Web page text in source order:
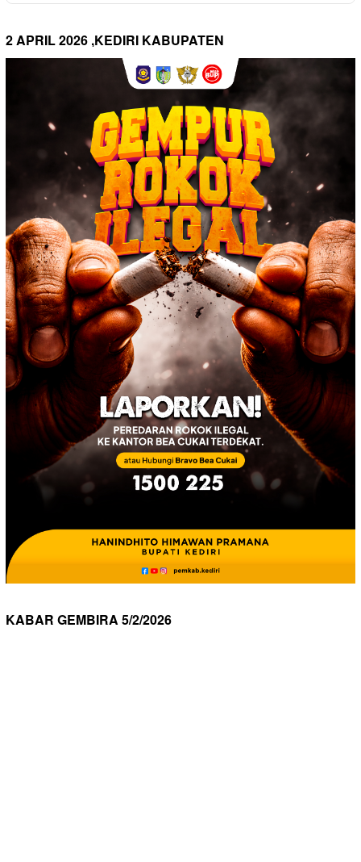
2 APRIL 2026 ,KEDIRI KABUPATEN
KABAR GEMBIRA 5/2/2026